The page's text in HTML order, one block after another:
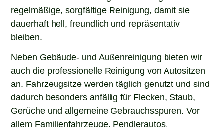
regelmäßige, sorgfältige Reinigung, damit sie
dauerhaft hell, freundlich und repräsentativ
bleiben.
Neben Gebäude- und Außenreinigung bieten wir
auch die professionelle Reinigung von Autositzen
an. Fahrzeugsitze werden täglich genutzt und sind
dadurch besonders anfällig für Flecken, Staub,
Gerüche und allgemeine Gebrauchsspuren. Vor
allem Familienfahrzeuge, Pendlerautos,